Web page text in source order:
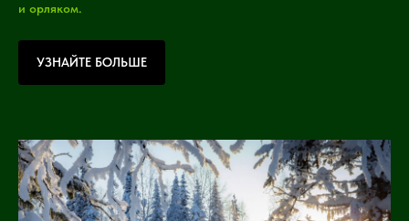
и орляком.
УЗНАЙТЕ БОЛЬШЕ